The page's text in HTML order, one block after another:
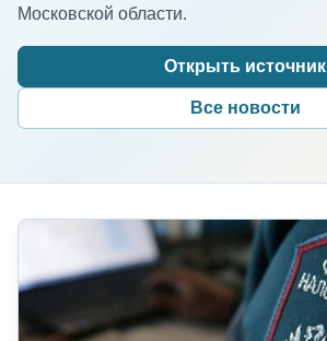
Московской области.
Открыть источник
Все новости